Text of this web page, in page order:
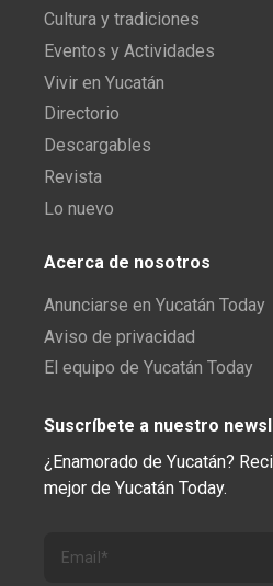
Cultura y tradiciones
Eventos y Actividades
Vivir en Yucatán
Directorio
Descargables
Revista
Lo nuevo
Acerca de nosotros
Anunciarse en Yucatán Today
Aviso de privacidad
El equipo de Yucatán Today
Suscríbete a nuestro
¿Enamorado de Yucatán?
mejor de Yucatán Today.